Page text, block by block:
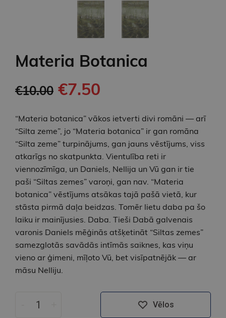
Materia Botanica
€10.00 €7.50
“Materia botanica” vākos ietverti divi romāni — arī
“Silta zeme”, jo “Materia botanica” ir gan romāna
“Silta zeme” turpinājums, gan jauns vēstījums, viss
atkarīgs no skatpunkta. Vientulība reti ir
viennozīmīga, un Daniels, Nellija un Vū gan ir tie
paši “Siltas zemes” varoņi, gan nav. “Materia
botanica” vēstījums atsākas tajā pašā vietā, kur
stāsta pirmā daļa beidzas. Tomēr lietu daba pa šo
laiku ir mainījusies. Daba. Tieši Dabā galvenais
varonis Daniels mēģinās atšķetināt “Siltas zemes”
samezglotās savādās intīmās saiknes, kas viņu
vieno ar ģimeni, mīļoto Vū, bet visīpatnējāk — ar
māsu Nelliju.
Vēlos